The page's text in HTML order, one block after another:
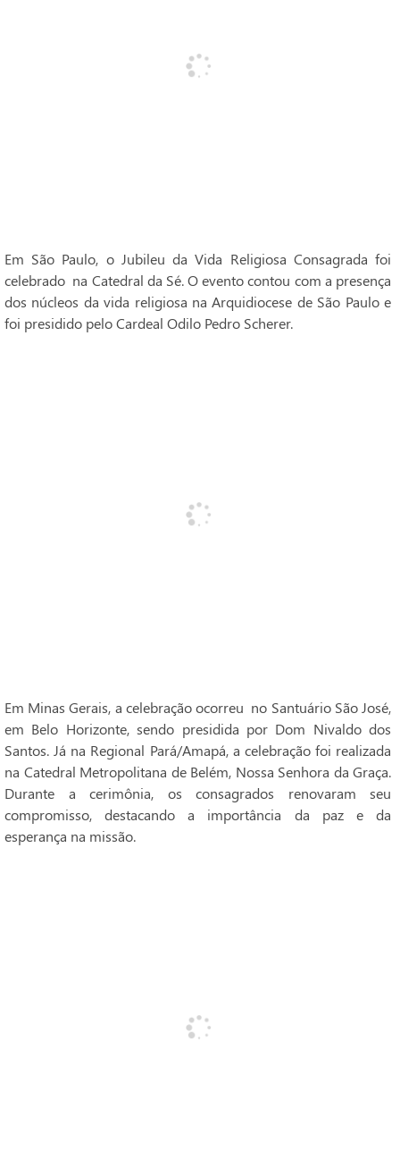
Em São Paulo, o Jubileu da Vida Religiosa Consagrada foi
celebrado na Catedral da Sé. O evento contou com a presença
dos núcleos da vida religiosa na Arquidiocese de São Paulo e
foi presidido pelo Cardeal Odilo Pedro Scherer.
Em Minas Gerais, a celebração ocorreu no Santuário São José,
em Belo Horizonte, sendo presidida por Dom Nivaldo dos
Santos. Já na Regional Pará/Amapá, a celebração foi realizada
na Catedral Metropolitana de Belém, Nossa Senhora da Graça.
Durante a cerimônia, os consagrados renovaram seu
compromisso, destacando a importância da paz e da
esperança na missão.